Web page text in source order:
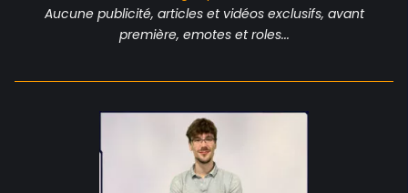
Aucune publicité, articles et vidéos exclusifs, avant
première, emotes et roles...